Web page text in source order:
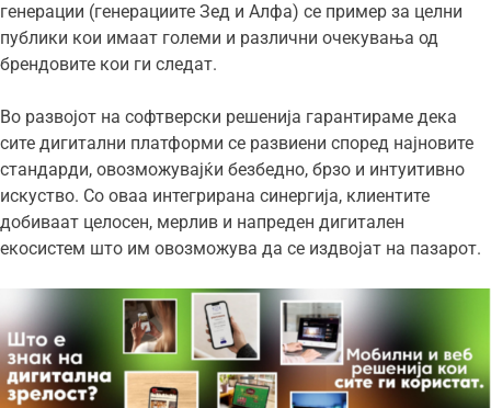
генерации (генерациите Зед и Алфа) се пример за целни
публики кои имаат големи и различни очекувања од
брендовите кои ги следат.
Во развојот на софтверски решенија гарантираме дека
сите дигитални платформи се развиени според најновите
стандарди, овозможувајќи безбедно, брзо и интуитивно
искуство. Со оваа интегрирана синергија, клиентите
добиваат целосен, мерлив и напреден дигитален
екосистем што им овозможува да се издвојат на пазарот.